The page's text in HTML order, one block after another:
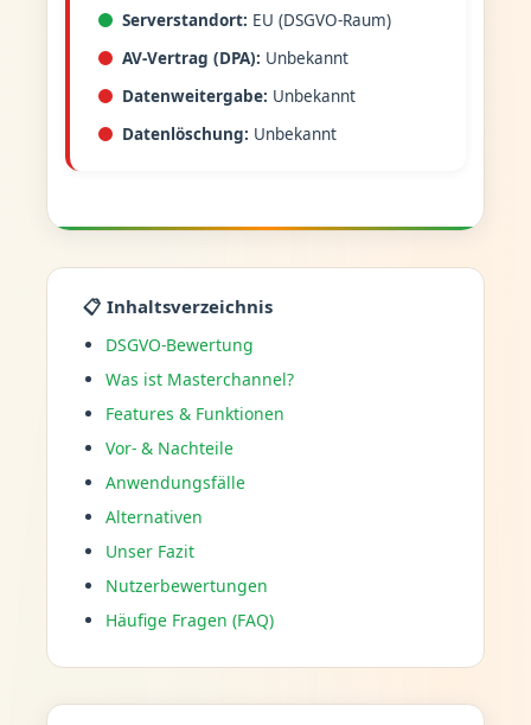
Serverstandort: EU (DSGVO-Raum)
AV-Vertrag (DPA): Unbekannt
Datenweitergabe: Unbekannt
Datenlöschung: Unbekannt
📋 Inhaltsverzeichnis
DSGVO-Bewertung
Was ist Masterchannel?
Features & Funktionen
Vor- & Nachteile
Anwendungsfälle
Alternativen
Unser Fazit
Nutzerbewertungen
Häufige Fragen (FAQ)